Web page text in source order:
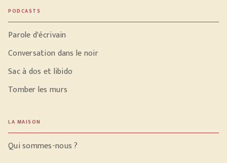
PODCASTS
Parole d'écrivain
Conversation dans le noir
Sac à dos et libido
Tomber les murs
LA MAISON
Qui sommes-nous ?